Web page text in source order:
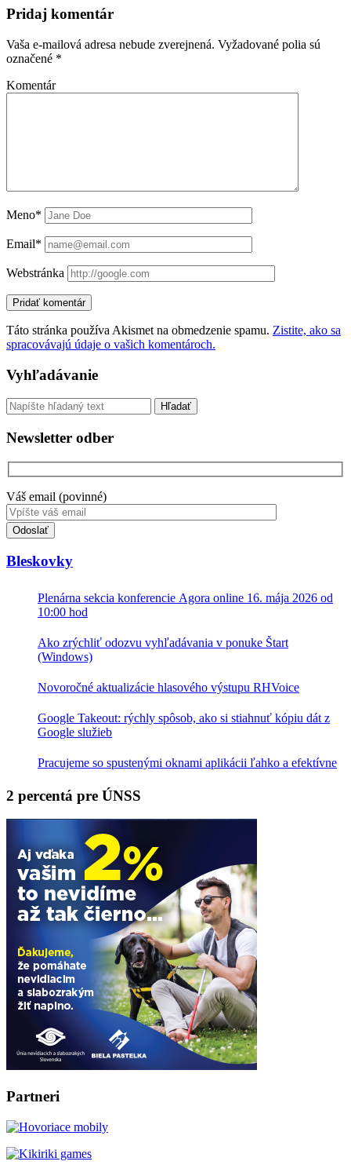
Pridaj komentár
Vaša e-mailová adresa nebude zverejnená. Vyžadované polia sú
označené *
Komentár
Meno*
Email*
Webstránka
Táto stránka používa Akismet na obmedzenie spamu. Zistite, ako sa
spracovávajú údaje o vašich komentároch.
Sidebar
Vyhľadávanie
Vyhľadávanie
Newsletter odber
Váš email (povinné)
Toto
pole
nevyplňujte.
Bleskovky
Plenárna sekcia konferencie Agora online 16. mája 2026 od
10:00 hod
Ako zrýchliť odozvu vyhľadávania v ponuke Štart
(Windows)
Novoročné aktualizácie hlasového výstupu RHVoice
Google Takeout: rýchly spôsob, ako si stiahnuť kópiu dát z
Google služieb
Pracujeme so spustenými oknami aplikácii ľahko a efektívne
2 percentá pre ÚNSS
Partneri